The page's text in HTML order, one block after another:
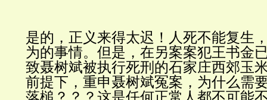
是的，正义来得太迟！人死不能复生
为的事情。但是，在另案案犯王书金
致聂树斌被执行死刑的石家庄西郊玉
前提下，重申聂树斌冤案，为什么需